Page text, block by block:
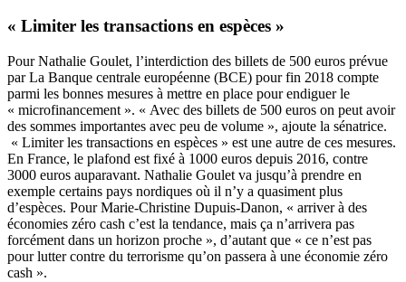
« Limiter les transactions en espèces »
Pour Nathalie Goulet, l’interdiction des billets de 500 euros prévue
par La Banque centrale européenne (BCE) pour fin 2018 compte
parmi les bonnes mesures à mettre en place pour endiguer le
« microfinancement ». « Avec des billets de 500 euros on peut avoir
des sommes importantes avec peu de volume », ajoute la sénatrice.
« Limiter les transactions en espèces » est une autre de ces mesures.
En France, le plafond est fixé à 1000 euros depuis 2016, contre
3000 euros auparavant. Nathalie Goulet va jusqu’à prendre en
exemple certains pays nordiques où il n’y a quasiment plus
d’espèces. Pour Marie-Christine Dupuis-Danon, « arriver à des
économies zéro cash c’est la tendance, mais ça n’arrivera pas
forcément dans un horizon proche », d’autant que « ce n’est pas
pour lutter contre du terrorisme qu’on passera à une économie zéro
cash ».